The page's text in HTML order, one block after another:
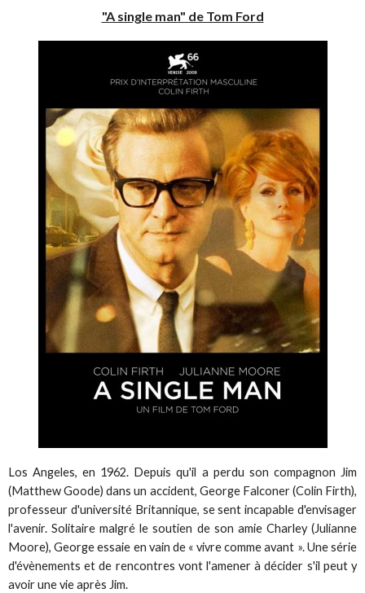
"A single man" de Tom Ford
Los Angeles, en 1962. Depuis qu'il a perdu son compagnon Jim
(Matthew Goode) dans un accident, George Falconer (Colin Firth),
professeur d'université Britannique, se sent incapable d'envisager
l'avenir. Solitaire malgré le soutien de son amie Charley (Julianne
Moore), George essaie en vain de « vivre comme avant ». Une série
d'évènements et de rencontres vont l'amener à décider s'il peut y
avoir une vie après Jim.